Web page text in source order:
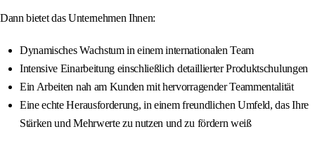
Dann bietet das Unternehmen Ihnen:
Dynamisches Wachstum in einem internationalen Team
Intensive Einarbeitung einschließlich detaillierter Produktschulungen
Ein Arbeiten nah am Kunden mit hervorragender Teammentalität
Eine echte Herausforderung, in einem freundlichen Umfeld, das Ihre
Stärken und Mehrwerte zu nutzen und zu fördern weiß